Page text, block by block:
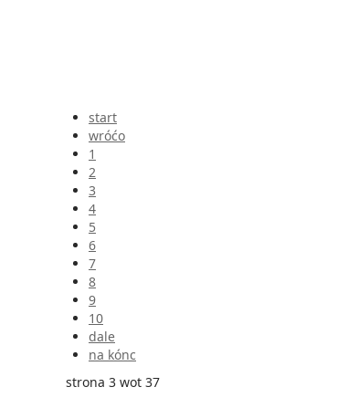
start
wróćo
1
2
3
4
5
6
7
8
9
10
dale
na kónc
strona 3 wot 37